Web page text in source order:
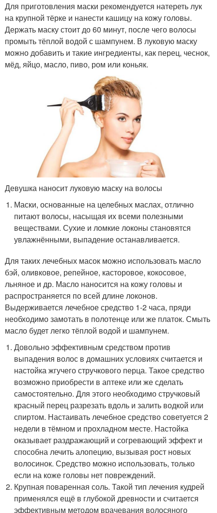
Для приготовления маски рекомендуется натереть лук
на крупной тёрке и нанести кашицу на кожу головы.
Держать маску стоит до 60 минут, после чего волосы
промыть тёплой водой с шампунем. В луковую маску
можно добавить и такие ингредиенты, как перец, чеснок,
мёд, яйцо, масло, пиво, ром или коньяк.
Девушка наносит луковую маску на волосы
Маски, основанные на целебных маслах, отлично
питают волосы, насыщая их всеми полезными
веществами. Сухие и ломкие локоны становятся
увлажнёнными, выпадение останавливается.
Для таких лечебных масок можно использовать масло
бэй, оливковое, репейное, касторовое, кокосовое,
льняное и др. Масло наносится на кожу головы и
распространяется по всей длине локонов.
Выдерживается лечебное средство 1-2 часа, пряди
необходимо замотать в полотенце или же платок. Смыть
масло будет легко тёплой водой и шампунем.
Довольно эффективным средством против
выпадения волос в домашних условиях считается и
настойка жгучего стручкового перца. Такое средство
возможно приобрести в аптеке или же сделать
самостоятельно. Для этого необходимо стручковый
красный перец разрезать вдоль и залить водкой или
спиртом. Настаивать лечебное средство советуется 2
недели в тёмном и прохладном месте. Настойка
оказывает раздражающий и согревающий эффект и
способна лечить алопецию, вызывая рост новых
волосинок. Средство можно использовать, только
если на коже головы нет повреждений.
Крупная поваренная соль. Такой тип лечения кудрей
применялся ещё в глубокой древности и считается
эффективным методом врачевания волосяного